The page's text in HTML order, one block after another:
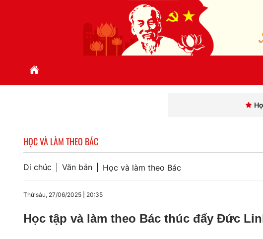
Học Bác từ
HỌC VÀ LÀM THEO BÁC
Di chúc Văn bản Học và làm theo Bác
Thứ sáu, 27/06/2025 20:35
Học tập và làm theo Bác thúc đẩy Đức